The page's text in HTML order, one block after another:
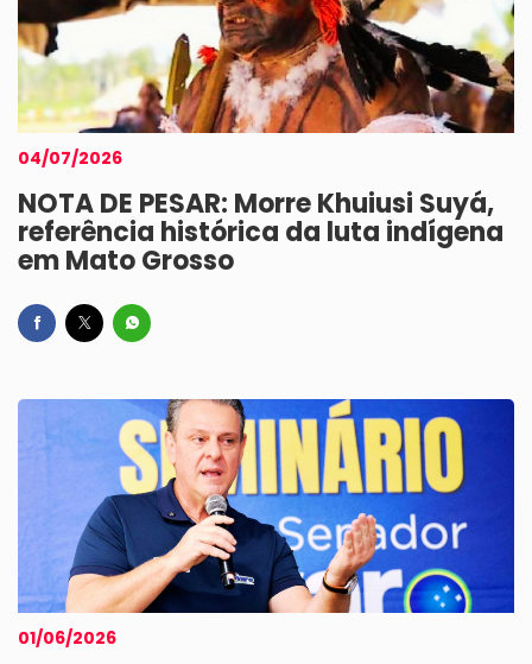
04/07/2026
NOTA DE PESAR: Morre Khuiusi Suyá,
referência histórica da luta indígena
em Mato Grosso
01/06/2026